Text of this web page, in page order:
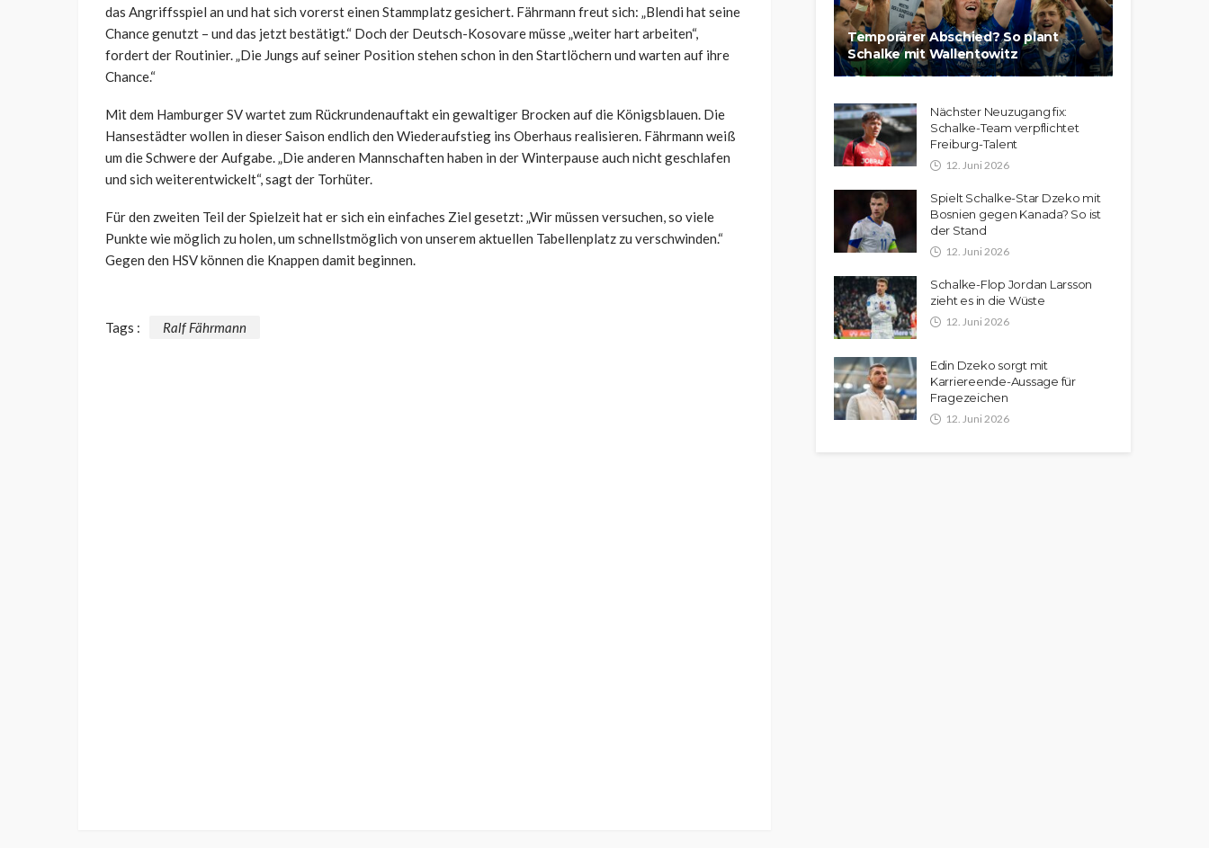
das Angriffsspiel an und hat sich vorerst einen Stammplatz gesichert. Fährmann freut sich: „Blendi hat seine
Chance genutzt – und das jetzt bestätigt.“ Doch der Deutsch-Kosovare müsse „weiter hart arbeiten“,
fordert der Routinier. „Die Jungs auf seiner Position stehen schon in den Startlöchern und warten auf ihre
Chance.“
Mit dem Hamburger SV wartet zum Rückrundenauftakt ein gewaltiger Brocken auf die Königsblauen. Die
Hansestädter wollen in dieser Saison endlich den Wiederaufstieg ins Oberhaus realisieren. Fährmann weiß
um die Schwere der Aufgabe. „Die anderen Mannschaften haben in der Winterpause auch nicht geschlafen
und sich weiterentwickelt“, sagt der Torhüter.
Für den zweiten Teil der Spielzeit hat er sich ein einfaches Ziel gesetzt: „Wir müssen versuchen, so viele
Punkte wie möglich zu holen, um schnellstmöglich von unserem aktuellen Tabellenplatz zu verschwinden.“
Gegen den HSV können die Knappen damit beginnen.
Tags : Ralf Fährmann
Temporärer Abschied? So plant
Schalke mit Wallentowitz
Nächster Neuzugang fix:
Schalke-Team verpflichtet
Freiburg-Talent
12. Juni 2026
Spielt Schalke-Star Dzeko mit
Bosnien gegen Kanada? So ist
der Stand
12. Juni 2026
Schalke-Flop Jordan Larsson
zieht es in die Wüste
12. Juni 2026
Edin Dzeko sorgt mit
Karriereende-Aussage für
Fragezeichen
12. Juni 2026